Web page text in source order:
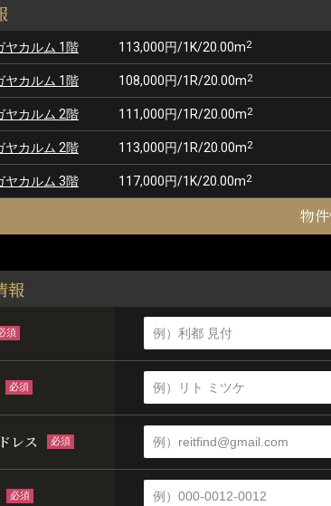
ヤカルム 1階 113,000円/1K/20.00m2
ヤカルム 1階 108,000円/1R/20.00m2
ヤカルム 2階 111,000円/1R/20.00m2
ヤカルム 2階 113,000円/1R/20.00m2
ヤカルム 3階 117,000円/1K/20.00m2
物
報
須
必須
レス 必須
必須